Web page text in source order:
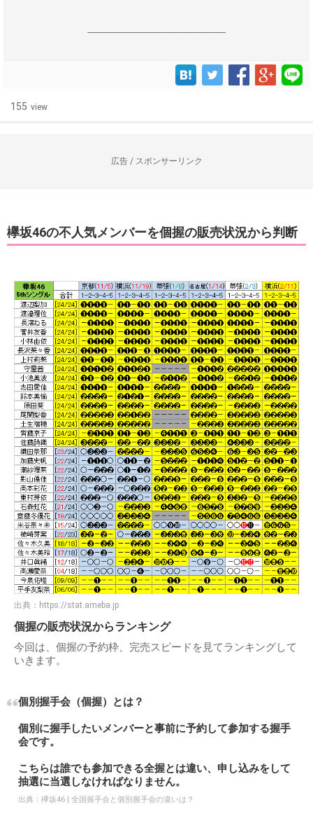
------------------------------------------------------------------
155 view
広告 / スポンサーリンク
欅坂46の不人気メンバーを個握の販売状況から判断
出典： https://stat.ameba.jp
個握の販売状況からランキング
今回は、個握の予約枠、完売スピードを見てランキングして
いきます。
個別握手会（個握）とは？
個別に握手したいメンバーと事前に予約して参加する握手
会です。
こちらは誰でも参加できる全握とは違い、申し込みをして
抽選に当選しなければなりません。
出典： 欅坂46 | 全国握手会と個別握手会の違いは？